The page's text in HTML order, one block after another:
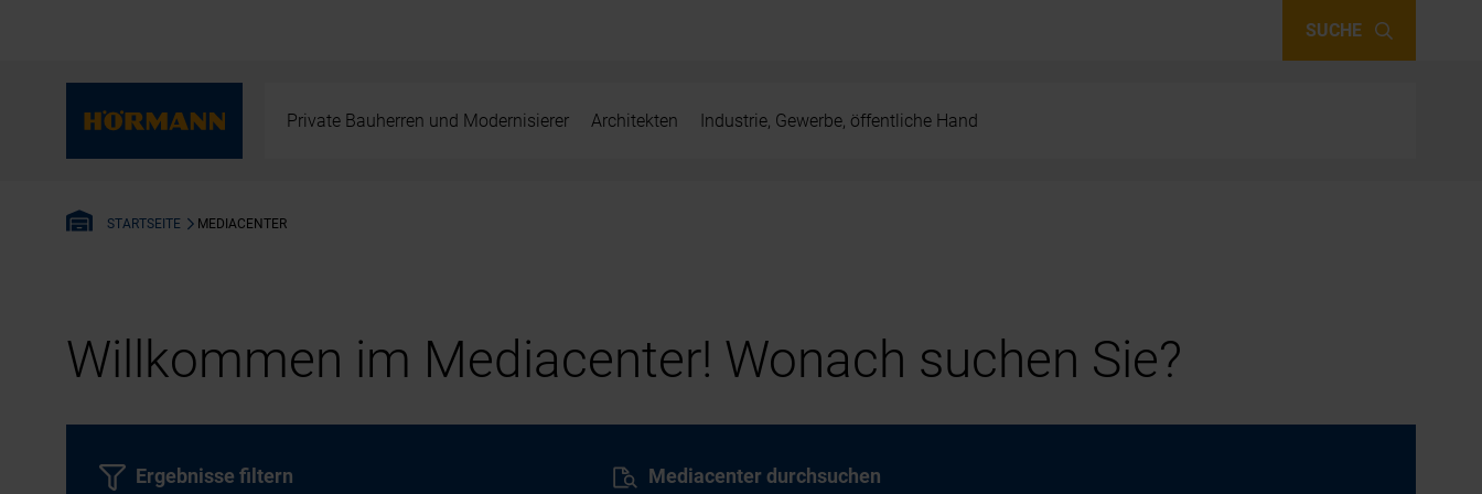
SUCHE
Private Bauherren und Modernisierer Architekten Industrie, Gewerbe, öffentliche Hand
STARTSEITE MEDIACENTER
Willkommen im Mediacenter! Wonach suchen Sie?
Mediacenter durchsuchen
Ergebnisse filtern